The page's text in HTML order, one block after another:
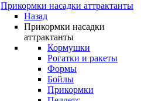
Прикормки насадки аттрактанты
Назад
Прикормки насадки
аттрактанты
Кормушки
Рогатки и ракеты
Формы
Бойлы
Прикормки